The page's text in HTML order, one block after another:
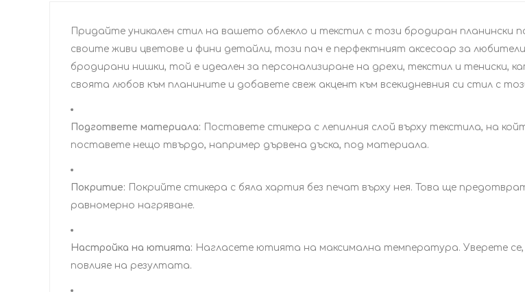
Придайте уникален стил на вашето облекло и текстил с този бродиран планински
своите живи цветове и фини детайли, този пач е перфектният аксесоар за
бродирани нишки, той е идеален за персонализиране на дрехи, текстил и тениски,
своята любов към планините и добавете свеж акцент към всекидневния си стил с
Подгответе материала: Поставете стикера с лепилния слой върху текстила, на
поставете нещо твърдо, например дървена дъска, под материала.
Покритие: Покрийте стикера с бяла хартия без печат върху нея. Това ще
равномерно нагряване.
Настройка на ютията: Нагласете ютията на максимална температура. Уверете
повлияе на резултата.